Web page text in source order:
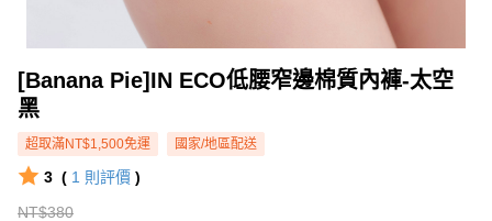
[Banana Pie]IN ECO低腰窄邊棉質內褲-太空
黑
超取滿NT$1,500免運 國家/地區配送
3 ( 1 則評價 )
NT$380